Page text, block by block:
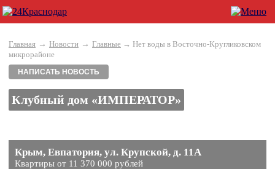
Главная → Новости → Главные → Нет воды в Восточно-Кругликовском
микрорайоне
НАПИСАТЬ НОВОСТЬ
Клубный дом «ИМПЕРАТОР»
Крым, Евпатория, ул. Крупской, д. 11А
Квартиры от 11 370 000 рублей